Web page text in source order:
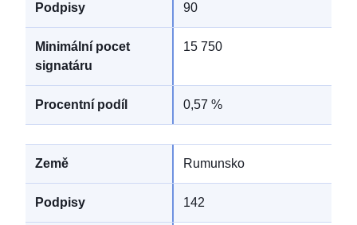
90
15 750
0,57 %
Rumunsko
142